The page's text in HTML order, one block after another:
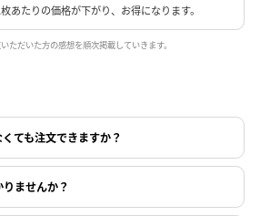
あたりの価格が下がり、お得になります。
ただいた方の感想を順次掲載していきます。
ても注文できますか？
ませんか？